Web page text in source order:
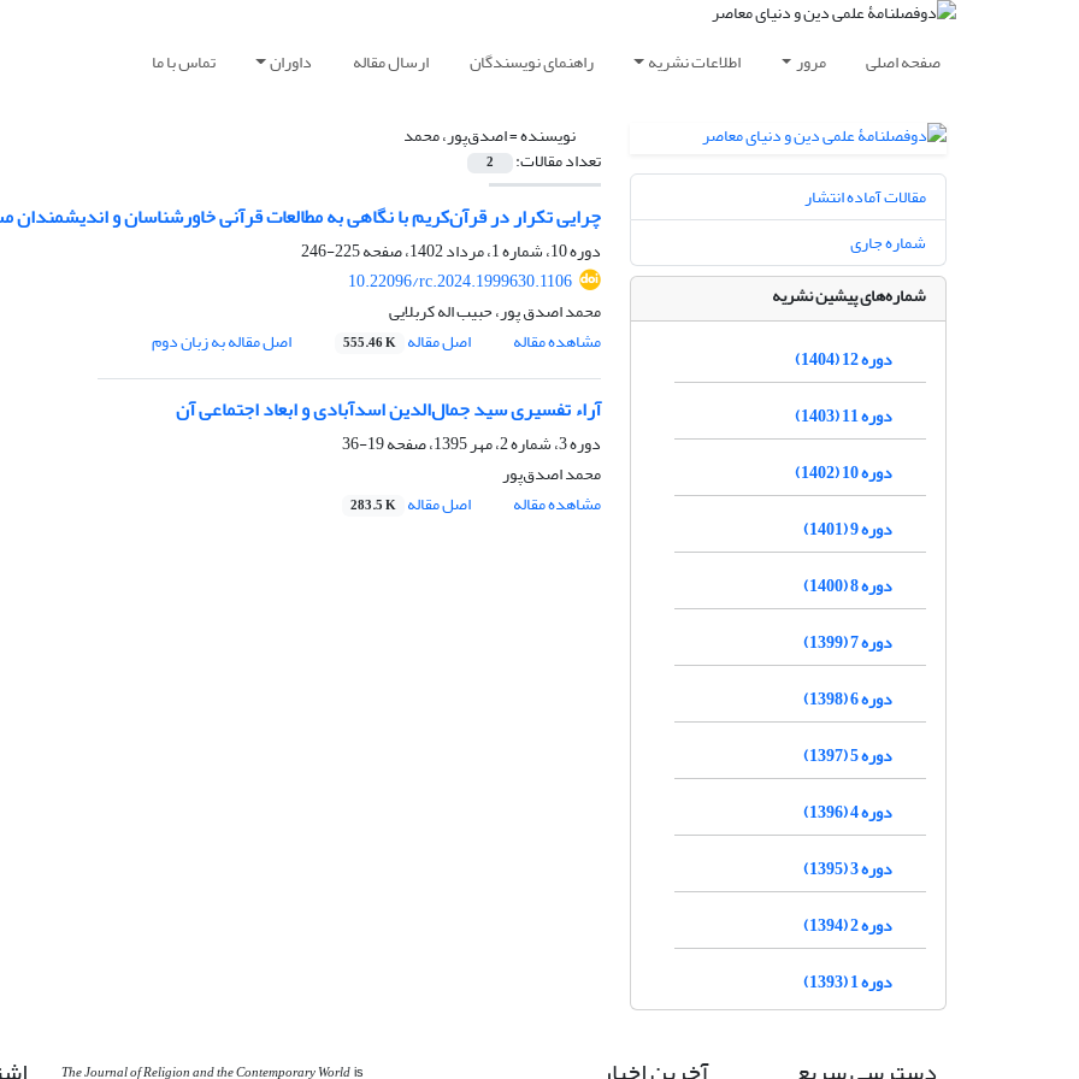
صفحه اصلی مرور اطلاعات نشریه راهنمای نویسندگان ارسال مقاله داوران تماس با ما
نویسنده =اصدق‌پور، محمد
تعداد مقالات: 2
چرایی تکرار در قرآن‌کریم با نگاهی به مطالعات قرآنی خاورشناسان و اندیشمندان
دوره 10، شماره 1، مرداد 1402، صفحه
225-246
10.22096/rc.2024.1999630.1106
محمد اصدق پور، حبیب اله کربلایی
مشاهده مقاله
اصل مقاله 555.46 K اصل مقاله به زبان دوم
آراء تفسیری سید جمال‌الدین اسدآبادی و ابعاد اجتماعی آن
دوره 3، شماره 2، مهر 1395، صفحه
19-36
محمد اصدق‌پور
مشاهده مقاله
اصل مقاله 283.5 K
مقالات آماده انتشار
شماره جاری
شماره‌های پیشین نشریه
دوره 12 (1404)
دوره 11 (1403)
دوره 10 (1402)
دوره 9 (1401)
دوره 8 (1400)
دوره 7 (1399)
دوره 6 (1398)
دوره 5 (1397)
دوره 4 (1396)
دوره 3 (1395)
دوره 2 (1394)
دوره 1 (1393)
The Journal of Religion and the Contemporary World is